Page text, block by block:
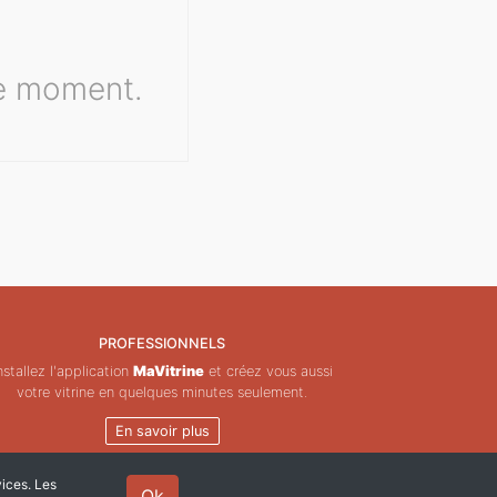
moment.
PROFESSIONNELS
l'application MaVitrineet créez vous aussi
votre vitrine en quelques minutes seulement.
En savoir plus
Les